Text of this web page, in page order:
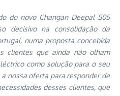
do novo Changan Deepal S05
decisivo na consolidação da
numa proposta concebida
clientes que ainda não olham
como solução para o seu
nossa oferta para responder de
desses clientes, que